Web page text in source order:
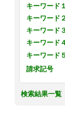
キーワード１
キーワード２
キーワード
キーワード
キーワード５
請求記号
検索結果一覧